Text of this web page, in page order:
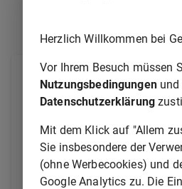
(1) Die Verwertungsgebühr
und andere Verwertung von
Vollziehungsbeamte oder ein
Schritte zur Ausführung des
unternommen hat.
Herzlich Willkommen bei
Vor Ihrem Besuch müssen
Nutzungsbedingungenund
Datenschutzerklärung
Mit dem Klick auf "Allem
Sie insbesondere der
(ohne Werbecookies) und
Google Analytics zu. Die